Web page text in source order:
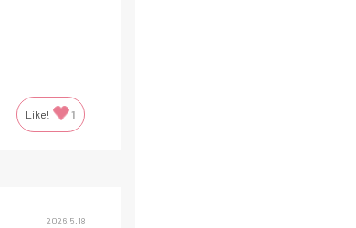
Like! 1
2026.5.18